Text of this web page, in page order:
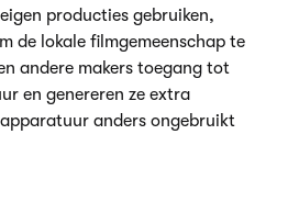
producties gebruiken,
de lokale filmgemeenschap te
andere makers toegang tot
en genereren ze extra
anders ongebruikt